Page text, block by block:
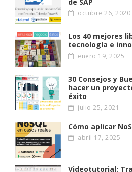
de SAP
octubre 26, 2020
Los 40 mejores
tecnología e
enero 19, 2025
30 Consejos y
hacer un
éxito
julio 25, 2021
Cómo aplicar
abril 17, 2025
Videotutorial: